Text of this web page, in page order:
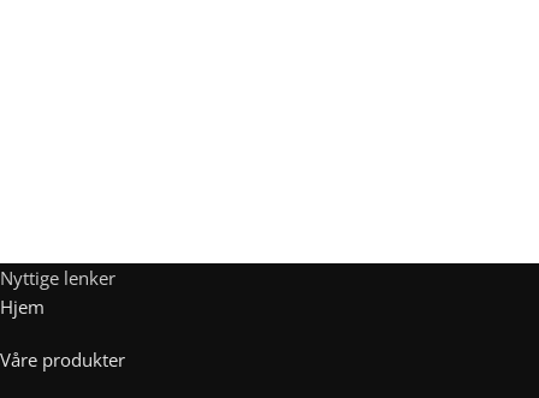
Nyttige lenker
Hjem
Våre produkter